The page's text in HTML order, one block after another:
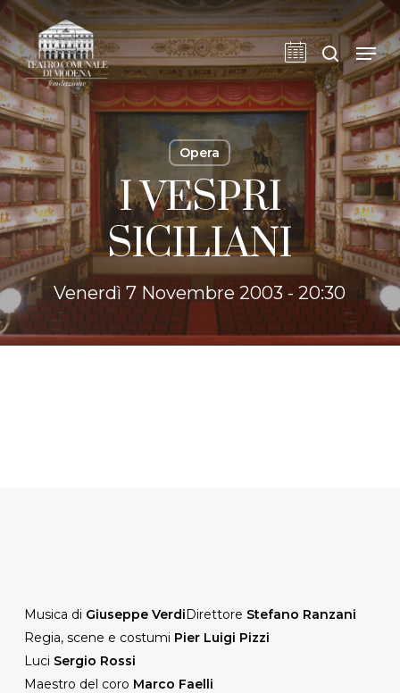
Skip
to
main
content
cerca
Opera
I VESPRI
SICILIANI
Venerdì 7 Novembre 2003 - 20:30
Musica di Giuseppe VerdiDirettore Stefano Ranzani
Regia, scene e costumi Pier Luigi Pizzi
Luci Sergio Rossi
Maestro del coro Marco Faelli